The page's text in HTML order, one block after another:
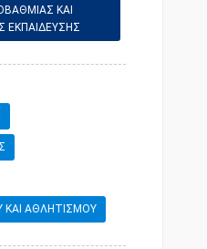
ΚΑΙ
ΕΚΠΑΙΔΕΥΣΗΣ
ΚΑΙ ΑΘΛΗΤΙΣΜΟΥ